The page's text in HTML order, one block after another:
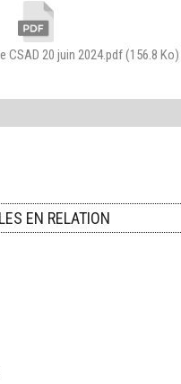
CSAD 20 juin 2024.pdf(156.8 Ko)
EN RELATION